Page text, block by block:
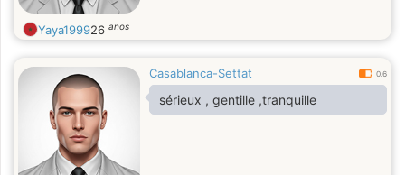
Yaya199926 anos
Casablanca-Settat 0.6
sérieux , gentille ,tranquille